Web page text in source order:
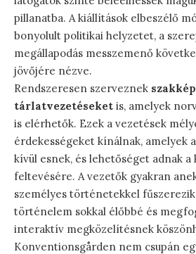
pillanatba. A kiállítások elbeszélő
bonyolult politikai helyzetet, a
megállapodás messzemenő
jövőjére nézve.
Rendszeresen szerveznek
tárlatvezetéseket is, amelyek
is elérhetők. Ezek a vezetések
érdekességeket kínálnak, amelyek
kívül esnek, és lehetőséget adnak a
feltevésére. A vezetők gyakran
személyes történetekkel fűszerezik
történelem sokkal élőbbé és
interaktív megközelítésnek
Konventionsgården nem csupán